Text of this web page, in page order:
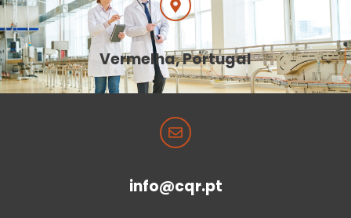
Vermelha, Portugal
info@cqr.pt